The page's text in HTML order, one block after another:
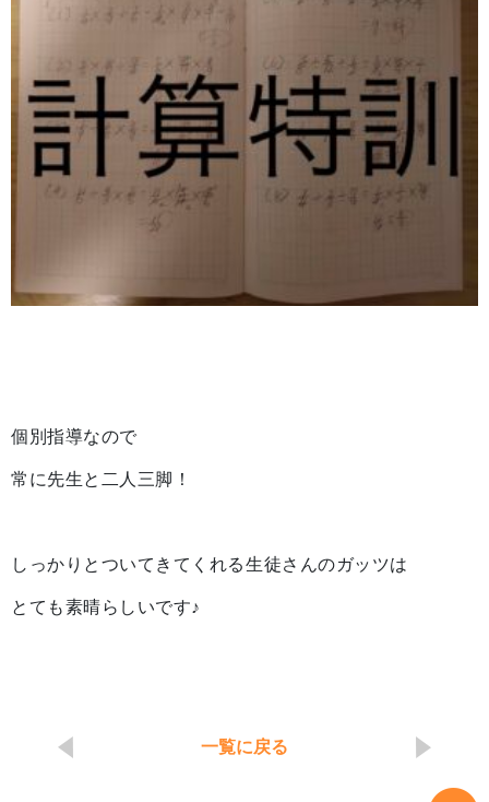
個別指導なので
常に先生と二人三脚！
しっかりとついてきてくれる生徒さんのガッツは
とても素晴らしいです♪
一覧に戻る